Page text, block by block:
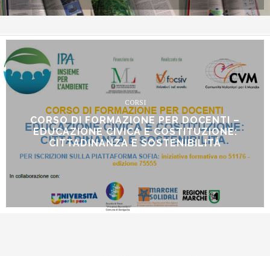
CORSI
CORSO DI FORMAZIONE PER DOCENTI –
EDUCAZIONE CIVICA E COSTITUZIONE:
CITTADINANZA E SOSTENIBILITÁ